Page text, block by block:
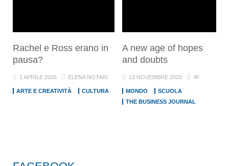
Rachel e Ross erano in
pausa?
1 APRILE 2026 ELENA NOTARI
ARTE E CREATIVITÀ CULTURA
A new age of hopes
and doubts
13 NOVEMBRE 2020 4F
MONDO
SCUOLA
THE BUSINESS JOURNAL